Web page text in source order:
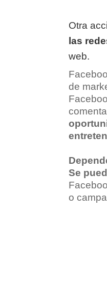
Otra
las
web.
de
Se
o